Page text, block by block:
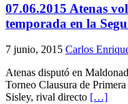
07.06.2015 Atenas
temporada en la
7 junio, 2015 Carlos
Atenas disputó en
Torneo Clausura de
Sisley, rival directo […]